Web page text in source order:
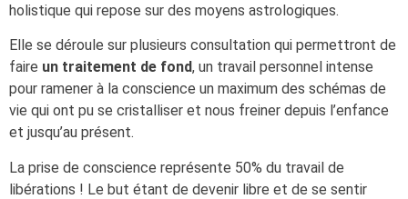
holistique qui repose sur des moyens astrologiques.
Elle se déroule sur plusieurs consultation qui permettront de
faire un traitement de fond, un travail personnel intense
pour ramener à la conscience un maximum des schémas de
vie qui ont pu se cristalliser et nous freiner depuis l’enfance
et jusqu’au présent.
La prise de conscience représente 50% du travail de
libérations ! Le but étant de devenir libre et de se sentir